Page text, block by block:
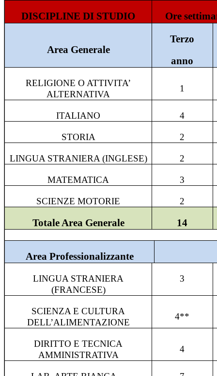
DISCIPLINE DI STUDIO
Ore
Area Generale
Terzo
anno
RELIGIONE O ATTIVITA’
ALTERNATIVA
1
ITALIANO 4
STORIA 2
LINGUA STRANIERA (INGLESE) 2
MATEMATICA 3
SCIENZE MOTORIE 2
Totale Area Generale 14
Area Professionalizzante
LINGUA STRANIERA
(FRANCESE)
3
SCIENZA E CULTURA
DELL’ALIMENTAZIONE
4**
DIRITTO E TECNICA
AMMINISTRATIVA
4